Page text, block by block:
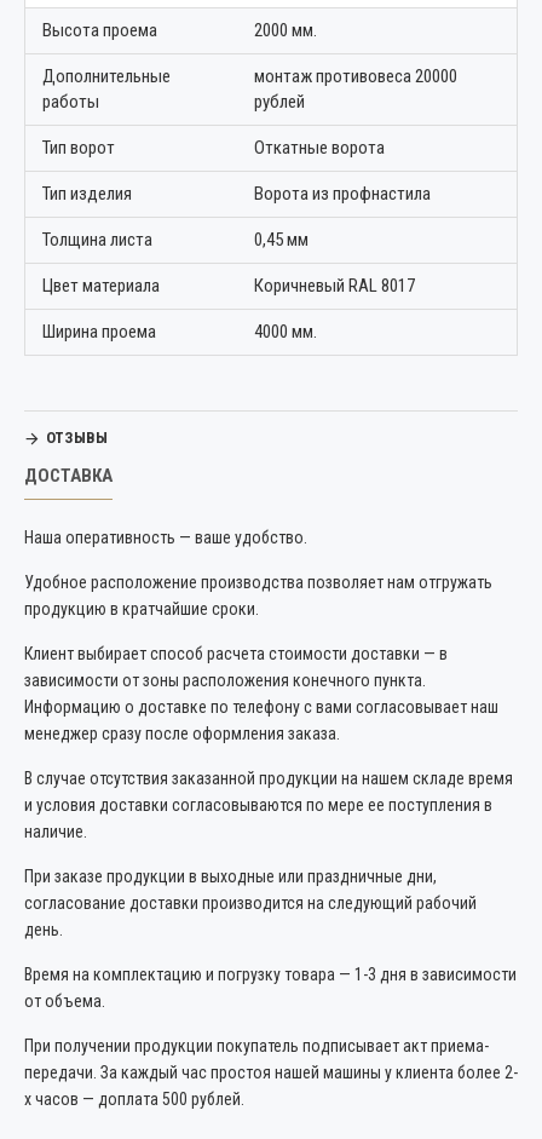
Высота проема 2000 мм.
Дополнительные
работы
монтаж противовеса 20000
рублей
Тип ворот Откатные ворота
Тип изделия Ворота из профнастила
Толщина листа 0,45 мм
Цвет материала Коричневый RAL 8017
Ширина проема 4000 мм.
ОТЗЫВЫ
ДОСТАВКА
Наша оперативность — ваше удобство.
Удобное расположение производства позволяет нам отгружать
продукцию в кратчайшие сроки.
Клиент выбирает способ расчета стоимости доставки — в
зависимости от зоны расположения конечного пункта.
Информацию о доставке по телефону с вами согласовывает наш
менеджер сразу после оформления заказа.
В случае отсутствия заказанной продукции на нашем складе время
и условия доставки согласовываются по мере ее поступления в
наличие.
При заказе продукции в выходные или праздничные дни,
согласование доставки производится на следующий рабочий
день.
Время на комплектацию и погрузку товара — 1-3 дня в зависимости
от объема.
При получении продукции покупатель подписывает акт приема-
передачи. За каждый час простоя нашей машины у клиента более 2-
х часов — доплата 500 рублей.